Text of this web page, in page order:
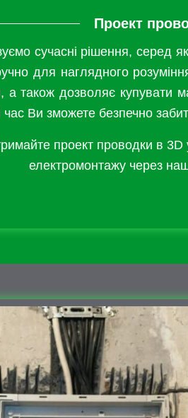
Проект
сучасні рішення, серед
для наглядного
а також дозволяє купувати
час Ви зможете безпечно
проект проводки в 3D
електромонтажу через